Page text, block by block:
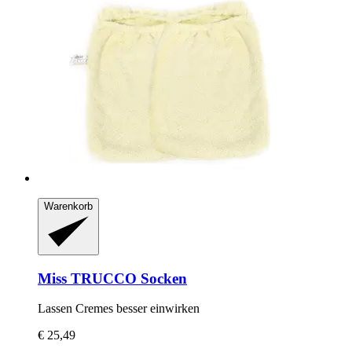
Warenkorb
Miss TRUCCO Socken
Lassen Cremes besser einwirken
€ 25,49